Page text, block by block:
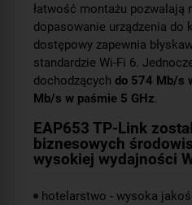
łatwość montażu pozwalają
dopasowanie urządzenia do
dostępowy zapewnia
standardzie Wi-Fi 6.
dochodzących do 574 Mb/s
Mb/s w paśmie 5 GHz.
EAP653 TP-Link
biznesowych
wysokiej wydajności
hotelarstwo - wysoka